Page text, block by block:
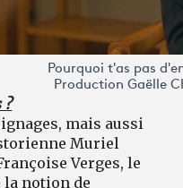
Pourquoi t'as pas
Production Gaëlle
?
mais aussi
Muriel
Verges, le
notion de